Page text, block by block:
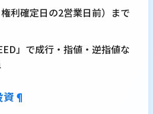
利確定日の2営業日前）まで
」で成行・指値・逆指値な
資 ¶